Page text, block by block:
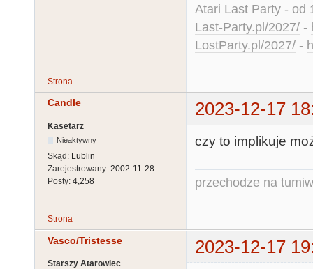
Atari Last Party - od
Last-Party.pl/2027/ -
LostParty.pl/2027/ -
Strona
Candle 2023-12-17
Kasetarz
Nieaktywny
Skąd: Lublin
Zarejestrowany: 2002-11-28
Posty: 4,258
czy to implikuje
przechodze na
Strona
Vasco/Tristesse 2023-12-17
Starszy Atarowiec